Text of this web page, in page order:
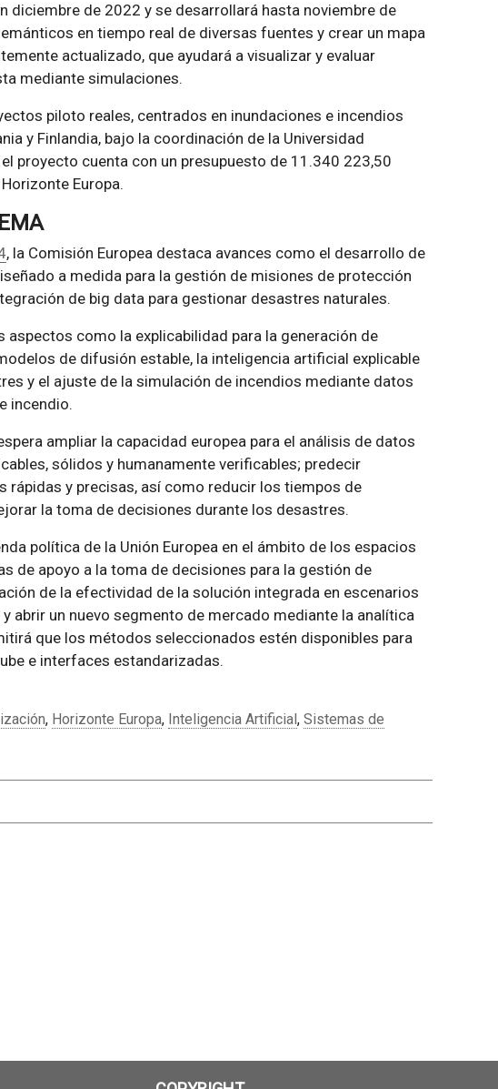
diciembre de 2022 y se desarrollará hasta noviembre de
en tiempo real de diversas fuentes y crear un mapa
actualizado, que ayudará a visualizar y evaluar
mediante simulaciones.
piloto reales, centrados en inundaciones e incendios
y Finlandia, bajo la coordinación de la Universidad
proyecto cuenta con un presupuesto de 11.340 223,50
Europa.
, la Comisión Europea destaca avances como el desarrollo de
a medida para la gestión de misiones de protección
de big data para gestionar desastres naturales.
aspectos como la explicabilidad para la generación de
de difusión estable, la inteligencia artificial explicable
y el ajuste de la simulación de incendios mediante datos
incendio.
ampliar la capacidad europea para el análisis de datos
sólidos y humanamente verificables; predecir
rápidas y precisas, así como reducir los tiempos de
la toma de decisiones durante los desastres.
política de la Unión Europea en el ámbito de los espacios
de apoyo a la toma de decisiones para la gestión de
de la efectividad de la solución integrada en escenarios
abrir un nuevo segmento de mercado mediante la analítica
que los métodos seleccionados estén disponibles para
e interfaces estandarizadas.
, Horizonte Europa, Inteligencia Artificial, Sistemas de